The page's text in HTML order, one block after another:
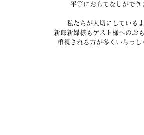
平等におもてなしができ
私たちが大切にしている
新郎新婦様もゲスト様へのお
重視される方が多くいらっし